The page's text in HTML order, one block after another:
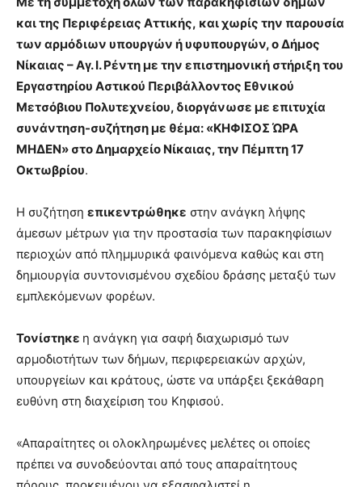
και της Περιφέρειας Αττικής, και χωρίς την παρουσία
των αρμόδιων υπουργών ή υφυπουργών, ο Δήμος
Νίκαιας – Αγ. Ι. Ρέντη με την επιστημονική στήριξη του
Εργαστηρίου Αστικού Περιβάλλοντος Εθνικού
Μετσόβιου Πολυτεχνείου, διοργάνωσε με επιτυχία
συνάντηση-συζήτηση με θέμα: «ΚΗΦΙΣΟΣ ΏΡΑ
ΜΗΔΕΝ» στο Δημαρχείο Νίκαιας, την Πέμπτη 17
Οκτωβρίου.
Η συζήτηση επικεντρώθηκε στην ανάγκη λήψης
άμεσων μέτρων για την προστασία των παρακηφίσιων
περιοχών από πλημμυρικά φαινόμενα καθώς και στη
δημιουργία συντονισμένου σχεδίου δράσης μεταξύ των
εμπλεκόμενων φορέων.
Τονίστηκε η ανάγκη για σαφή διαχωρισμό των
αρμοδιοτήτων των δήμων, περιφερειακών αρχών,
υπουργείων και κράτους, ώστε να υπάρξει ξεκάθαρη
ευθύνη στη διαχείριση του Κηφισού.
«Απαραίτητες οι ολοκληρωμένες μελέτες οι οποίες
πρέπει να συνοδεύονται από τους απαραίτητους